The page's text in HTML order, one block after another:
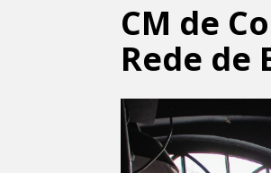
CM de
Rede de